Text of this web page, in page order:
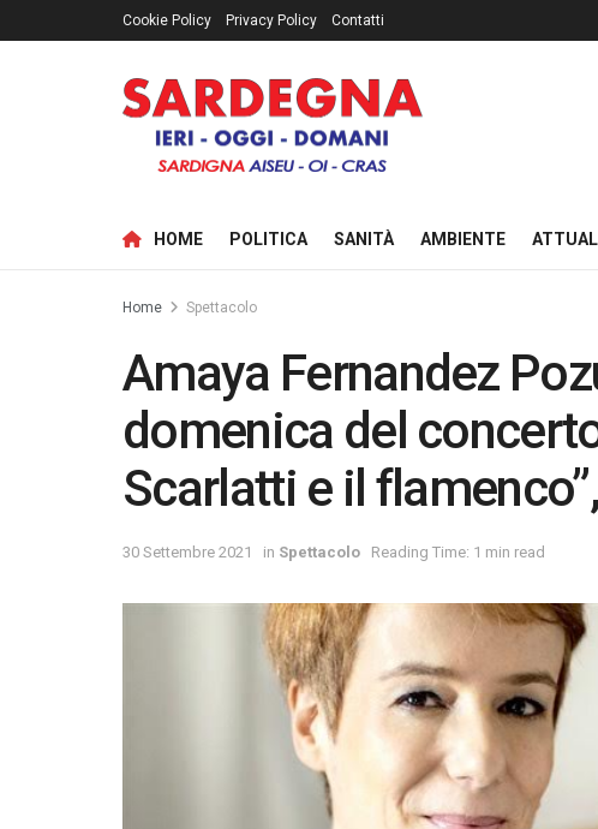
Cookie Policy Privacy Policy Contatti
HOME POLITICA SANITÀ AMBIENTE
Home Spettacolo
Amaya Fernandez
domenica del
Scarlatti e il
30 Settembre 2021 in Spettacolo Reading Time: 1 min read